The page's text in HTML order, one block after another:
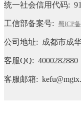
统一社会信用代码:
工信部备案号: 蜀ICP
公司地址: 成都市成
客服QQ:
客服邮箱: